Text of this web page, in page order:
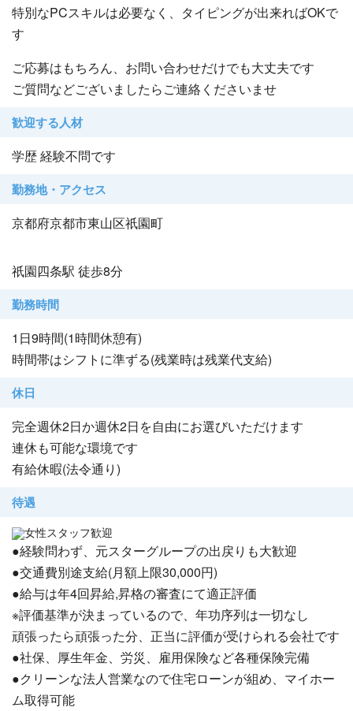
特別なPCスキルは必要なく、タイピングが出来ればOKで
す
ご応募はもちろん、お問い合わせだけでも大丈夫です
ご質問などございましたらご連絡くださいませ
歓迎する人材
学歴 経験不問です
勤務地・アクセス
京都府京都市東山区祇園町
祇園四条駅 徒歩8分
勤務時間
1日9時間(1時間休憩有)
時間帯はシフトに準ずる(残業時は残業代支給)
休日
完全週休2日か週休2日を自由にお選びいただけます
連休も可能な環境です
有給休暇(法令通り)
待遇
女性スタッフ歓迎
●経験問わず、元スターグループの出戻りも大歓迎
●交通費別途支給(月額上限30,000円)
●給与は年4回昇給,昇格の審査にて適正評価
※評価基準が決まっているので、年功序列は一切なし
頑張ったら頑張った分、正当に評価が受けられる会社です
●社保、厚生年金、労災、雇用保険など各種保険完備
●クリーンな法人営業なので住宅ローンが組め、マイホー
ム取得可能